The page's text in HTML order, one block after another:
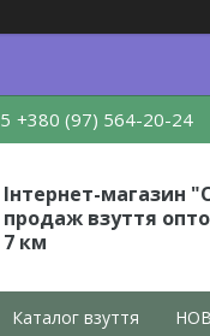
+380 (97) 564-20-24
Інтернет-магазин
продаж взуття
7 км
Каталог взуття